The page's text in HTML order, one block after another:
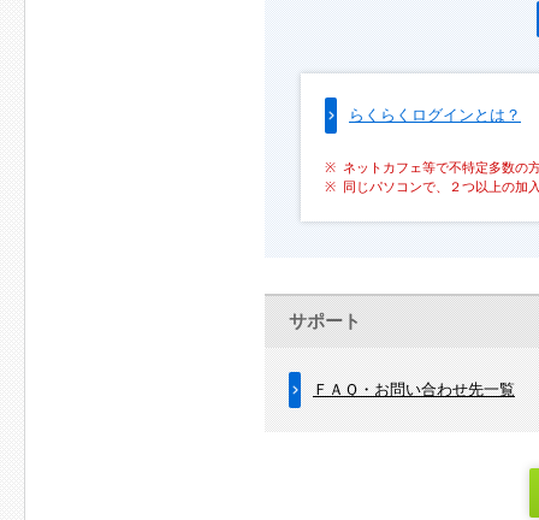
らくらくログインとは？
ネットカフェ等で不特定多数の
同じパソコンで、２つ以上の加
サポート
ＦＡＱ・お問い合わせ先一覧